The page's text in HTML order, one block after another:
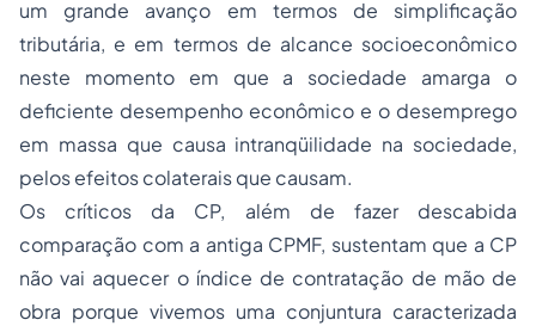
um grande avanço em termos de simplificação
tributária, e em termos de alcance socioeconômico
neste momento em que a sociedade amarga o
deficiente desempenho econômico e o desemprego
em massa que causa intranqüilidade na sociedade,
pelos efeitos colaterais que causam.
Os críticos da CP, além de fazer descabida
comparação com a antiga CPMF, sustentam que a CP
não vai aquecer o índice de contratação de mão de
obra porque vivemos uma conjuntura caracterizada